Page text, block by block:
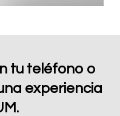
tu teléfono o
experiencia